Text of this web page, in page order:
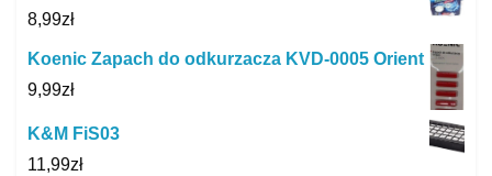
8,99zł
Koenic Zapach do odkurzacza KVD-0005 Orient
9,99zł
K&M FiS03
11,99zł